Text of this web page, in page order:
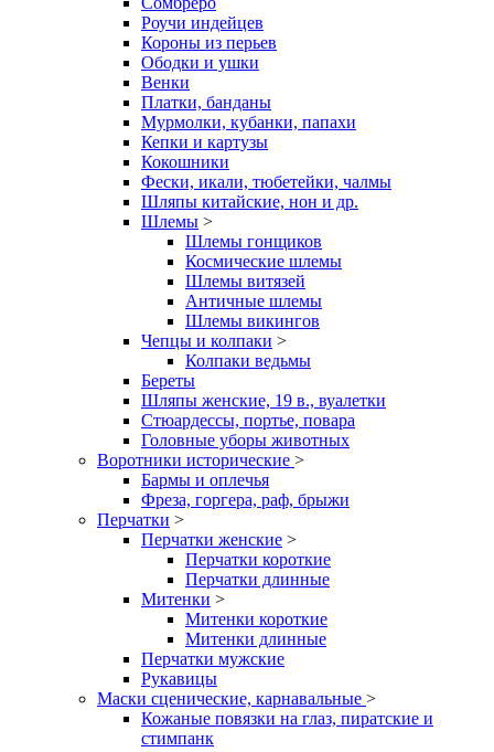
Роучи индейцев
Короны из перьев
Ободки и ушки
Венки
Платки, банданы
Мурмолки, кубанки, папахи
Кепки и картузы
Кокошники
Фески, икали, тюбетейки, чалмы
Шляпы китайские, нон и др.
Шлемы >
Шлемы гонщиков
Космические шлемы
Шлемы витязей
Античные шлемы
Шлемы викингов
Чепцы и колпаки >
Колпаки ведьмы
Береты
Шляпы женские, 19 в., вуалетки
Стюардессы, портье, повара
Головные уборы животных
Воротники исторические >
Бармы и оплечья
Фреза, горгера, раф, брыжи
Перчатки >
Перчатки женские >
Перчатки короткие
Перчатки длинные
Митенки >
Митенки короткие
Митенки длинные
Перчатки мужские
Рукавицы
Маски сценические, карнавальные >
Кожаные повязки на глаз, пиратские и
стимпанк